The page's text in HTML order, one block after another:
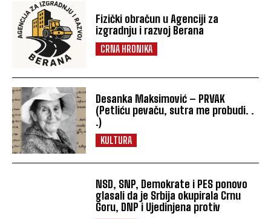
Fizički obračun u Agenciji za
izgradnju i razvoj Berana
CRNA HRONIKA
Desanka Maksimović – PRVAK
(Petliću pevaču, sutra me probudi. .
.)
KULTURA
NSD, SNP, Demokrate i PES ponovo
glasali da je Srbija okupirala Crnu
Goru, DNP i Ujedinjena protiv